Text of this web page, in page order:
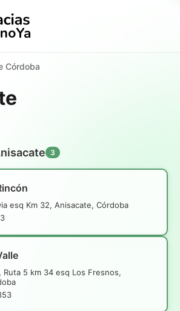
Córdoba
3
esq Km 32, Anisacate, Córdoba
Ruta 5 km 34 esq Los Fresnos,